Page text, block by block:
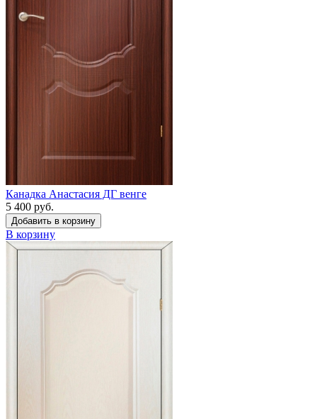
Канадка Анастасия ДГ венге
5 400 руб.
Добавить в корзину
В корзину